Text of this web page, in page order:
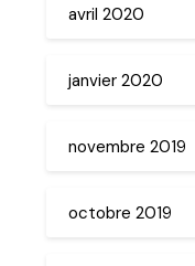
avril 2020
janvier 2020
novembre 2019
octobre 2019